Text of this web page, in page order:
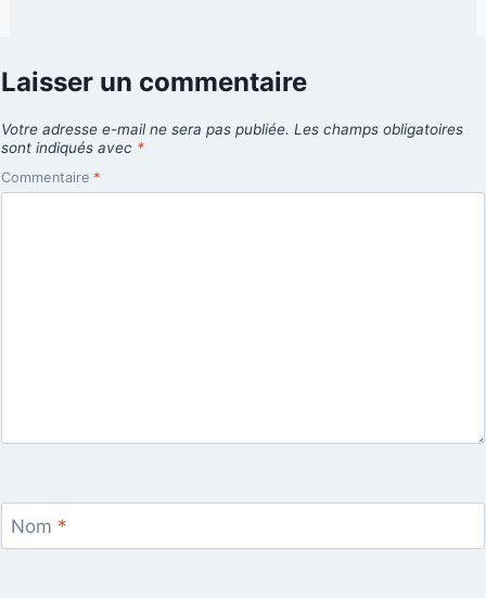
Laisser un commentaire
Votre adresse e-mail ne sera pas publiée. Les champs obligatoires
sont indiqués avec *
Commentaire *
Nom *